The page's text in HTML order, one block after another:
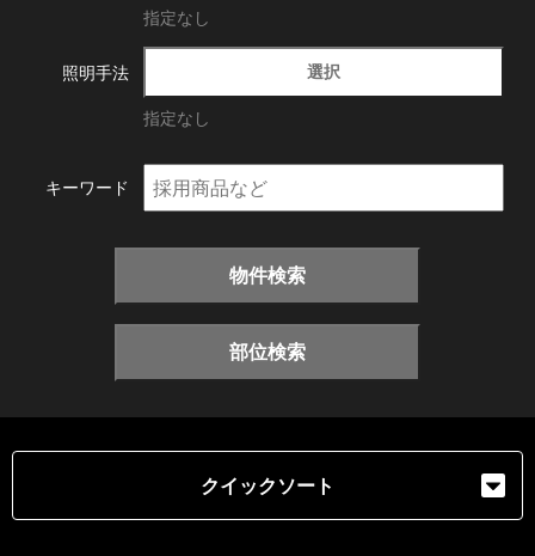
指定なし
照明手法 選択
指定なし
キーワード
物件検索
部位検索
クイックソート